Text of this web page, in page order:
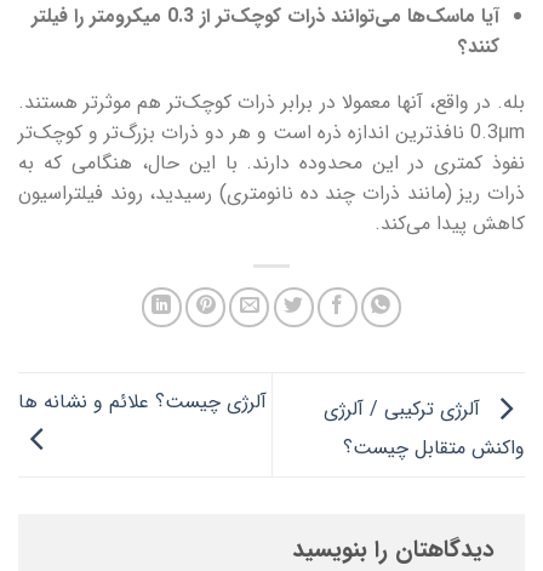
آیا ماسک‌ها می‌توانند ذرات کوچک‌تر از 0.3 میکرومتر را فیلتر
کنند؟
بله. در واقع، آنها معمولا در برابر ذرات کوچک‌تر هم موثرتر هستند.
0.3μm نافذترین اندازه ذره است و هر دو ذرات بزرگ‌تر و کوچک‌تر
نفوذ کمتری در این محدوده دارند. با این حال، هنگامی که به
ذرات ریز (مانند ذرات چند ده نانومتری) رسیدید، روند فیلتراسیون
کاهش پیدا می‌کند.
آلرژی ترکیبی / آلرژی
واکنش متقابل چیست؟
آلرژی چیست؟ علائم و نشانه ها
دیدگاهتان را بنویسید